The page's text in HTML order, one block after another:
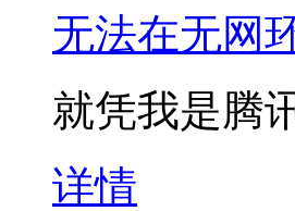
无法在无网
就凭我是腾
详情